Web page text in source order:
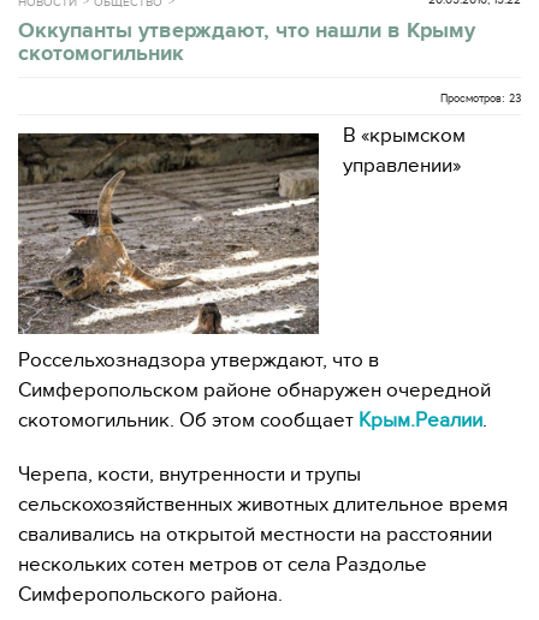
Оккупанты утверждают, что нашли в Крыму
скотомогильник
Просмотров: 23
В «крымском
управлении»
Россельхознадзора утверждают, что в
Симферопольском районе обнаружен очередной
скотомогильник. Об этом сообщает Крым.Реалии.
Черепа, кости, внутренности и трупы
сельскохозяйственных животных длительное время
сваливались на открытой местности на расстоянии
нескольких сотен метров от села Раздолье
Симферопольского района.